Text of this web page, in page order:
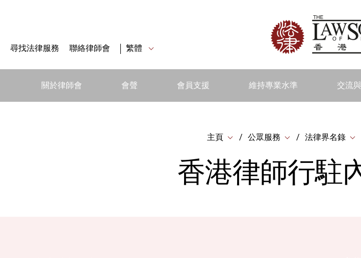
尋找法律服務 聯絡律師會 繁體
關於律師會 會聲 會員支援 維持專業水準 交流
主頁 公眾服務 法律界名錄
香港律師行駐